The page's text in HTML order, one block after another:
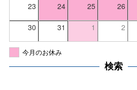
23 24 25 26
30 31 1 2
今月のお休み
検索